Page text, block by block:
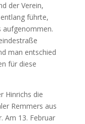
der Verein,
führte,
aufgenommen.
man entschied
für diese
Hinrichs die
Remmers aus
Am 13. Februar